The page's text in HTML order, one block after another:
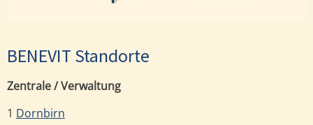
BENEVIT Standorte
Zentrale / Verwaltung
1 Dornbirn